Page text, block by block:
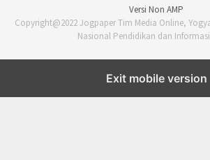
Versi Non AMP
Copyright@2022 Jogpaper Tim Media Online,
Nasional Pendidikan dan
Exit mobile version